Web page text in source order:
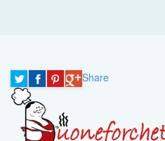
Share